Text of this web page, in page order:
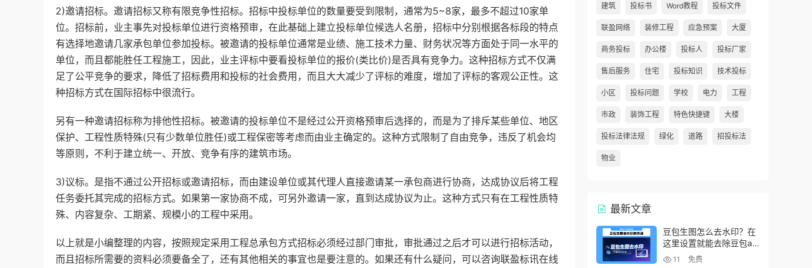
2)邀请招标。邀请招标又称有限竞争性招标。招标中投标单位的数量要受到限制，通常为5~8家，最多不超过10家单
位。招标前，业主事先对投标单位进行资格预审，在此基础上建立投标单位候选人名册，招标中分别根据各标段的特点
有选择地邀请几家承包单位参加投标。被邀请的投标单位通常是业绩、施工技术力量、财务状况等方面处于同一水平的
单位，而且都能胜任工程施工，因此，业主评标中要看投标单位的报价(类比价)是否具有竞争力。这种招标方式不仅满
足了公平竞争的要求，降低了招标费用和投标的社会费用，而且大大减少了评标的难度，增加了评标的客观公正性。这
种招标方式在国际招标中很流行。
另有一种邀请招标称为排他性招标。被邀请的投标单位不是经过公开资格预审后选择的，而是为了排斥某些单位、地区
保护、工程性质特殊(只有少数单位胜任)或工程保密等考虑而由业主确定的。这种方式限制了自由竞争，违反了机会均
等原则，不利于建立统一、开放、竞争有序的建筑市场。
3)议标。是指不通过公开招标或邀请招标，而由建设单位或其代理人直接邀请某一承包商进行协商，达成协议后将工程
任务委托其完成的招标方式。如果第一家协商不成，可另外邀请一家，直到达成协议为止。这种方式只有在工程性质特
殊、内容复杂、工期紧、规模小的工程中采用。
以上就是小编整理的内容，按照规定采用工程总承包方式招标必须经过部门审批，审批通过之后才可以进行招标活动，
而且招标所需要的资料必须要备全了，还有其他相关的事宜也是要注意的。如果还有什么疑问，可以咨询联盈标讯在线
建筑 投标书 Word教程 投标文件
联盈网络 装修工程 应急预案 大厦
商务投标 办公楼 投标人 投标厂家
售后服务 住宅 投标知识 技术投标
小区 投标问题 学校 电力 工程
市政 装饰工程 特色快捷键 大楼
投标法律法规 绿化 道路 招投标法
物业
最新文章
豆包生图怎么去水印？在
这里设置就能去除豆包ai
生图水印
11 免费